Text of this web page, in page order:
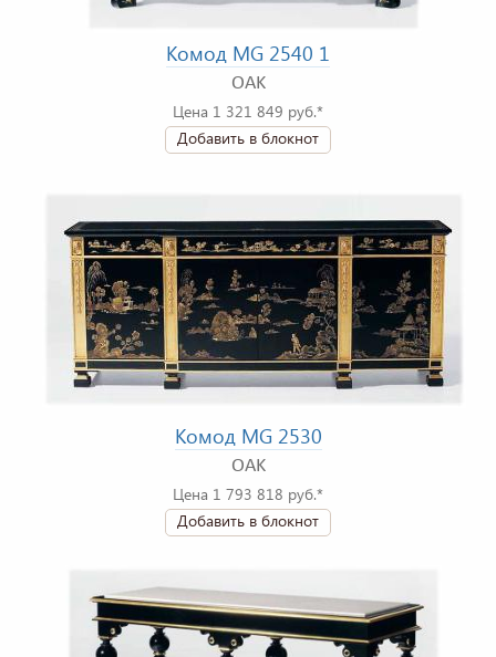
Комод MG 2540 1
OAK
Цена 1 321 849 руб.*
Добавить в блокнот
Комод MG 2530
OAK
Цена 1 793 818 руб.*
Добавить в блокнот